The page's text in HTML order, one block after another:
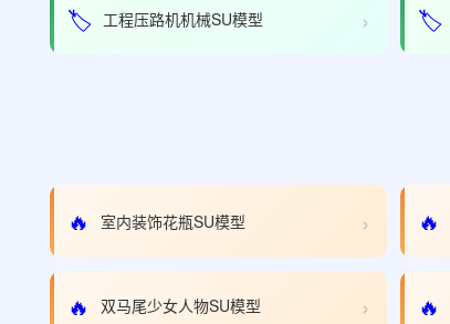
🏷️ 工程压路机机械SU模型 › 🏷️
🔥 室内装饰花瓶SU模型 › 🔥
🔥 双马尾少女人物SU模型 › 🔥